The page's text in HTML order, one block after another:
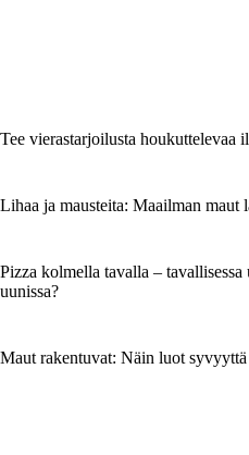
Tee vierastarjoilusta houkuttelevaa
Lihaa ja mausteita: Maailman maut
Pizza kolmella tavalla –
uunissa?
Maut rakentuvat: Näin luot syvyyttä